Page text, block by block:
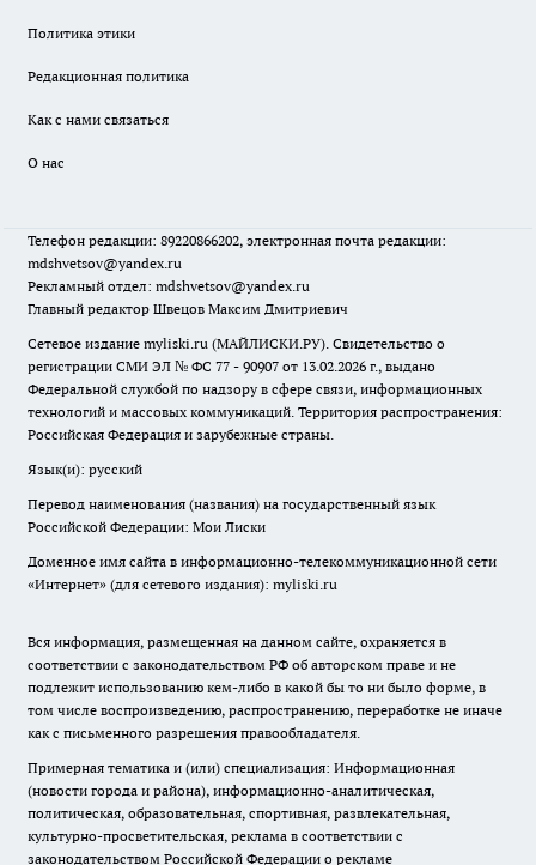
Политика этики
Редакционная политика
Как с нами связаться
О нас
Телефон редакции: 89220866202, электронная почта редакции:
mdshvetsov@yandex.ru
Рекламный отдел: mdshvetsov@yandex.ru
Главный редактор Швецов Максим Дмитриевич
Сетевое издание myliski.ru (МАЙЛИСКИ.РУ). Свидетельство о
регистрации СМИ ЭЛ № ФС 77 - 90907 от 13.02.2026 г., выдано
Федеральной службой по надзору в сфере связи, информационных
технологий и массовых коммуникаций. Территория распространения:
Российская Федерация и зарубежные страны.
Язык(и): русский
Перевод наименования (названия) на государственный язык
Российской Федерации: Мои Лиски
Доменное имя сайта в информационно-телекоммуникационной сети
«Интернет» (для сетевого издания): myliski.ru
Вся информация, размещенная на данном сайте, охраняется в
соответствии с законодательством РФ об авторском праве и не
подлежит использованию кем-либо в какой бы то ни было форме, в
том числе воспроизведению, распространению, переработке не иначе
как с письменного разрешения правообладателя.
Примерная тематика и (или) специализация: Информационная
(новости города и района), информационно-аналитическая,
политическая, образовательная, спортивная, развлекательная,
культурно-просветительская, реклама в соответствии с
законодательством Российской Федерации о рекламе